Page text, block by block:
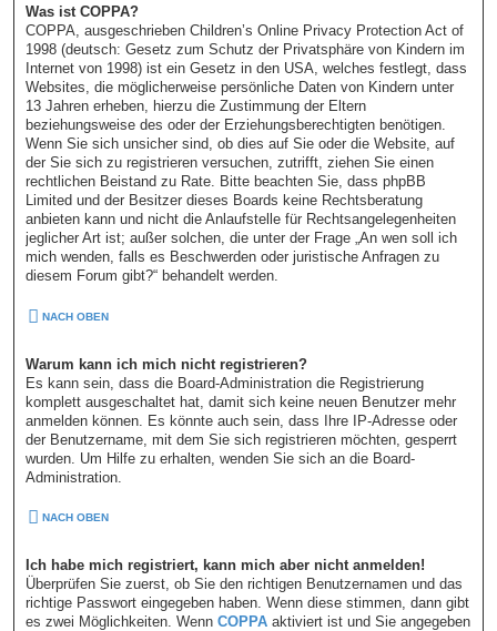
Was ist COPPA?
COPPA, ausgeschrieben Children’s Online Privacy Protection Act of
1998 (deutsch: Gesetz zum Schutz der Privatsphäre von Kindern im
Internet von 1998) ist ein Gesetz in den USA, welches festlegt, dass
Websites, die möglicherweise persönliche Daten von Kindern unter
13 Jahren erheben, hierzu die Zustimmung der Eltern
beziehungsweise des oder der Erziehungsberechtigten benötigen.
Wenn Sie sich unsicher sind, ob dies auf Sie oder die Website, auf
der Sie sich zu registrieren versuchen, zutrifft, ziehen Sie einen
rechtlichen Beistand zu Rate. Bitte beachten Sie, dass phpBB
Limited und der Besitzer dieses Boards keine Rechtsberatung
anbieten kann und nicht die Anlaufstelle für Rechtsangelegenheiten
jeglicher Art ist; außer solchen, die unter der Frage „An wen soll ich
mich wenden, falls es Beschwerden oder juristische Anfragen zu
diesem Forum gibt?“ behandelt werden.
NACH OBEN
Warum kann ich mich nicht registrieren?
Es kann sein, dass die Board-Administration die Registrierung
komplett ausgeschaltet hat, damit sich keine neuen Benutzer mehr
anmelden können. Es könnte auch sein, dass Ihre IP-Adresse oder
der Benutzername, mit dem Sie sich registrieren möchten, gesperrt
wurden. Um Hilfe zu erhalten, wenden Sie sich an die Board-
Administration.
NACH OBEN
Ich habe mich registriert, kann mich aber nicht anmelden!
Überprüfen Sie zuerst, ob Sie den richtigen Benutzernamen und das
richtige Passwort eingegeben haben. Wenn diese stimmen, dann gibt
es zwei Möglichkeiten. Wenn COPPA aktiviert ist und Sie angegeben